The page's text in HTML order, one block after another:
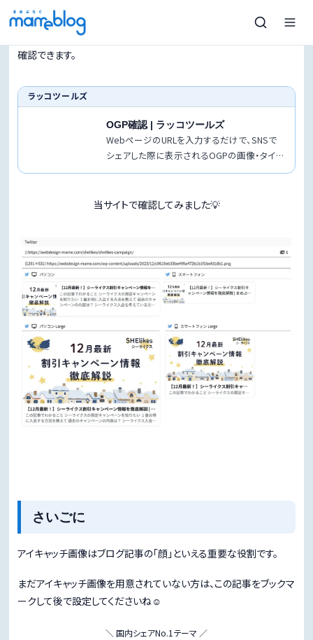
以下のサイトにアクセスして、確認したいURLを入力すると見え方を
確認できます。
ラッコツールズ
OGP確認 | ラッコツールズ
WebページのURLを入力するだけで、SNSで
シェアした際に表示されるOGPの画像・タイト
ル・説明文の見え方やサイズを確認できる無
ュ…
当サイトで確認してみました💡
さいごに
アイキャッチ画像はブログ記事の「顔」といえる重要な役割です。
まだアイキャッチ画像を用意されていない方は、この記事をブックマ
ークして後で設定してくださいね☺️
＼ 国内シェアNo.1テーマ ／